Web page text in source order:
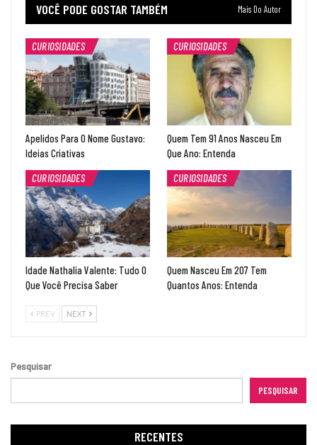
VOCÊ PODE GOSTAR TAMBÉM Mais Do Autor
CURIOSIDADES
Apelidos Para O Nome Gustavo:
Ideias Criativas
CURIOSIDADES
Quem Tem 91 Anos Nasceu Em
Que Ano: Entenda
CURIOSIDADES
Idade Nathalia Valente: Tudo O
Que Você Precisa Saber
CURIOSIDADES
Quem Nasceu Em 207 Tem
Quantos Anos: Entenda
PREV NEXT
Pesquisar
PESQUISAR
RECENTES